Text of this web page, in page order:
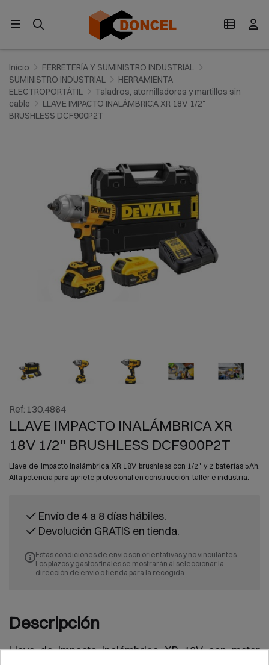
Inicio
FERRETERÍA Y SUMINISTRO INDUSTRIAL
SUMINISTRO INDUSTRIAL
HERRAMIENTA
ELECTROPORTÁTIL
Taladros, atornilladores y martillos sin
cable
LLAVE IMPACTO INALÁMBRICA XR 18V 1/2"
BRUSHLESS DCF900P2T
Ref: 130.4864
LLAVE IMPACTO INALÁMBRICA XR
18V 1/2" BRUSHLESS DCF900P2T
Llave de impacto inalámbrica XR 18V brushless con 1/2" y 2 baterías 5Ah.
Alta potencia para apriete profesional en construcción, taller e industria.
Envío de 4 a 8 días hábiles.
Devolución GRATIS en tienda.
Estas condiciones de envío son orientativas y no vinculantes.
Los plazos y gastos finales se mostrarán al seleccionar la
dirección de envío o tienda para la recogida.
Descripción
Llave de impacto inalámbrica XR 18V con motor